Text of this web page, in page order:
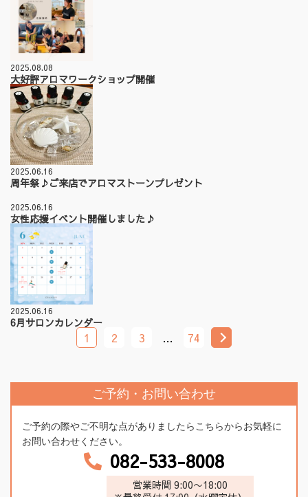
2025.08.08
大好評アロマワークショップ開催
2025.06.16
周年祭♪ご来店でアロマストーンプレゼント
2025.06.16
女性応援イベント開催しました♪
2025.06.16
6月サロンカレンダー
1 2 3 … 74
ご予約・お問い合わせ
ご予約の際やご不明な点がありましたらこちらからお気軽に
お問い合わせください。
082-533-8008
営業時間 9:00〜18:00